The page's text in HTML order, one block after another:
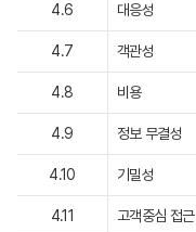
4.6 대응성
4.7 객관성
4.8 비용
4.9 정보 무결성
4.10 기밀성
4.11 고객중심 접근